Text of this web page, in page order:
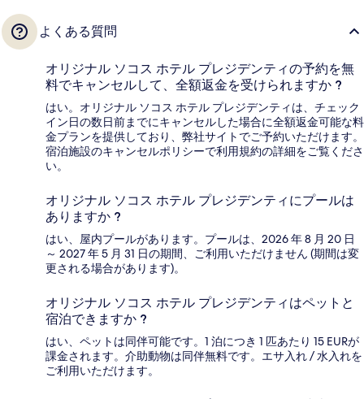
よくある質問
オリジナル ソコス ホテル プレジデンティの予約を無
料でキャンセルして、全額返金を受けられますか ?
はい。オリジナル ソコス ホテル プレジデンティは、チェック
イン日の数日前までにキャンセルした場合に全額返金可能な料
金プランを提供しており、弊社サイトでご予約いただけます。
宿泊施設のキャンセルポリシーで利用規約の詳細をご覧くださ
い。
オリジナル ソコス ホテル プレジデンティにプールは
ありますか ?
はい、屋内プールがあります。プールは、2026 年 8 月 20 日
～ 2027 年 5 月 31 日の期間、ご利用いただけません (期間は変
更される場合があります)。
オリジナル ソコス ホテル プレジデンティはペットと
宿泊できますか ?
はい、ペットは同伴可能です。1 泊につき 1 匹あたり 15 EURが
課金されます。介助動物は同伴無料です。エサ入れ / 水入れを
ご利用いただけます。